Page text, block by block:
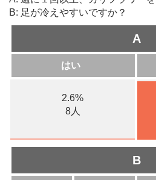
B: 足が冷えやすいですか？
A
はい
2.6%
8人
B